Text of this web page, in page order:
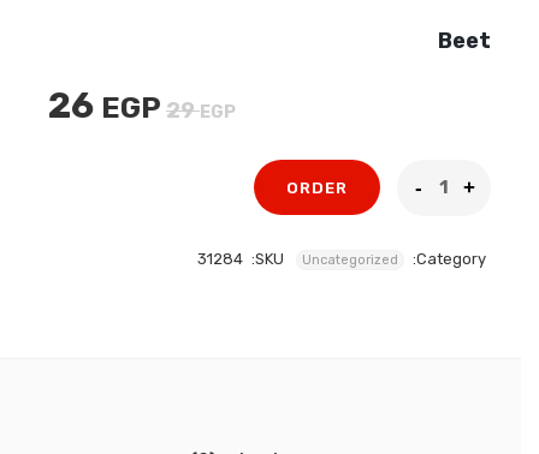
Beet
29EGP
السعر
26 EGP
ORDER
Category:
Uncategorized
SKU:
31284